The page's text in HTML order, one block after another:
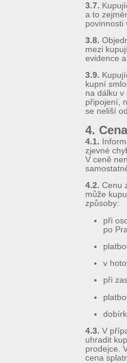
3.7.
a to
povinnosti
3.8.
mezi
evidence
3.9.
kupní
na dálku v
připojení,
se neliší
4.
4.1.
zjevné
V ceně
4.2. Cenu
může
způsoby:
při
po
v
při
4.3. V
uhradit
prodejce.
cena